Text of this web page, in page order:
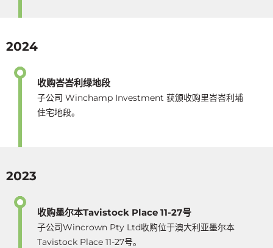
2024
收购峇峇利绿地段
子公司 Winchamp Investment 获颁收购里峇峇利埔
住宅地段。
2023
收购墨尔本Tavistock Place 11-27号
子公司Wincrown Pty Ltd收购位于澳大利亚墨尔本
Tavistock Place 11-27号。